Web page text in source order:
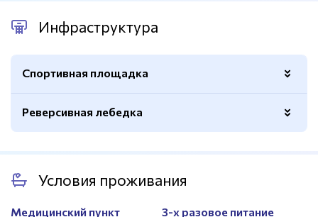
Инфраструктура
Спортивная площадка
Покрытие
Искусственный газон
Волейбольная сетка
Есть
Реверсивная лебедка
Высота
12м.
Условия проживания
Медицинский пункт 3-х разовое питание